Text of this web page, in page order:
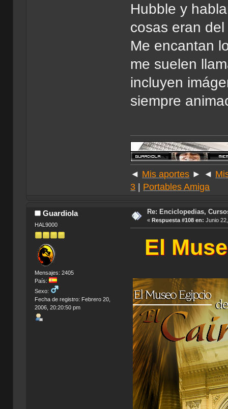
Hubble y
cosas eran
Me encantan
me suelen
incluyen
siempre
◄ Mis aportes ► ◄
3 | Portables Amiga
Guardiola
HAL9000
Mensajes: 2405
País:
Sexo:
Fecha de registro: Febrero 20,
2006, 20:20:50 pm
Re: Enciclopedias,
« Respuesta #108 en: Junio
El